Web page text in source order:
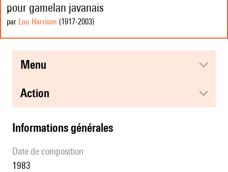
pour gamelan javanais
par Lou Harrison (1917-2003)
menu
action
informations générales
date de composition
1983